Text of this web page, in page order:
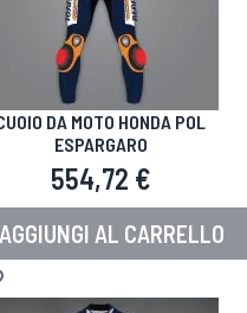
DA MOTO HONDA POL
ESPARGARO
554,72 €
AGGIUNGI AL CARRELLO
alla lista desideri